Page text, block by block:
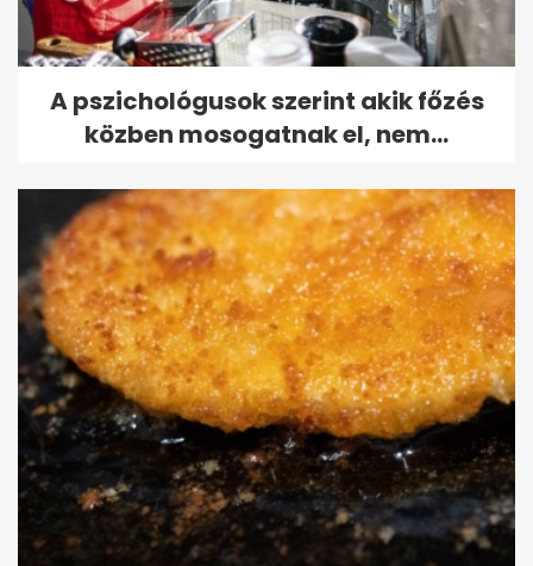
A pszichológusok szerint akik főzés
közben mosogatnak el, nem...